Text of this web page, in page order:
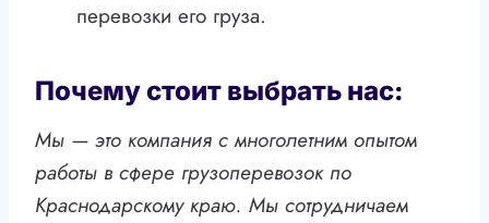
перевозки его груза.
Почему стоит выбрать нас:
Мы — это компания с многолетним опытом
работы в сфере грузоперевозок по
Краснодарскому краю. Мы сотрудничаем